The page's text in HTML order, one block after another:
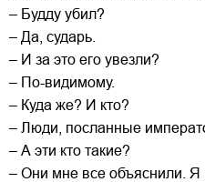
– Будду убил?
– Да, сударь.
– И за это его увезли?
– По-видимому.
– Куда же? И кто?
– Люди, посланные
– А эти кто такие?
– Они мне все объяснили. Я